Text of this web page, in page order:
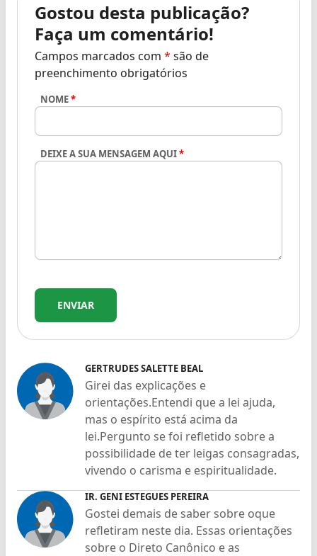
Gostou desta publicação?
Faça um comentário!
Campos marcados com * são de
preenchimento obrigatórios
NOME*
DEIXE A SUA MENSAGEM AQUI*
ENVIAR
GERTRUDES SALETTE BEAL
Girei das explicações e
orientações.Entendi que a lei ajuda,
mas o espírito está acima da
lei.Pergunto se foi refletido sobre a
possibilidade de ter leigas consagradas,
vivendo o carisma e espiritualidade.
IR. GENI ESTEGUES PEREIRA
Gostei demais de saber sobre oque
refletiram neste dia. Essas orientações
sobre o Direto Canônico e as